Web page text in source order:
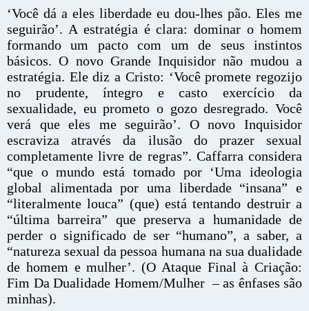
‘Você dá a eles liberdade eu dou-lhes pão. Eles me
seguirão’. A estratégia é clara: dominar o homem
formando um pacto com um de seus instintos
básicos. O novo Grande Inquisidor não mudou a
estratégia. Ele diz a Cristo: ‘Você promete regozijo
no prudente, íntegro e casto exercício da
sexualidade, eu prometo o gozo desregrado. Você
verá que eles me seguirão’. O novo Inquisidor
escraviza através da ilusão do prazer sexual
completamente livre de regras”. Caffarra considera
“que o mundo está tomado por ‘Uma ideologia
global alimentada por uma liberdade “insana” e
“literalmente louca” (que) está tentando destruir a
“última barreira” que preserva a humanidade de
perder o significado de ser “humano”, a saber, a
“natureza sexual da pessoa humana na sua dualidade
de homem e mulher’. (O Ataque Final à Criação:
Fim Da Dualidade Homem/Mulher – as ênfases são
minhas).